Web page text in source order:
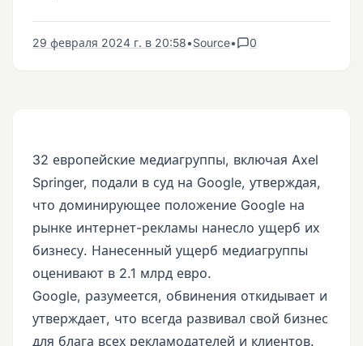
29 февраля 2024 г. в 20:58•Source• 0
32 европейские медиагруппы, включая Axel
Springer, подали в суд на Google, утверждая,
что доминирующее положение Google на
рынке интернет-рекламы нанесло ущерб их
бизнесу. Нанесенный ущерб медиагруппы
оценивают в 2.1 млрд евро.
Google, разумеется, обвинения откидывает и
утверждает, что всегда развивал свой бизнес
для блага всех рекламодателей и клиентов.